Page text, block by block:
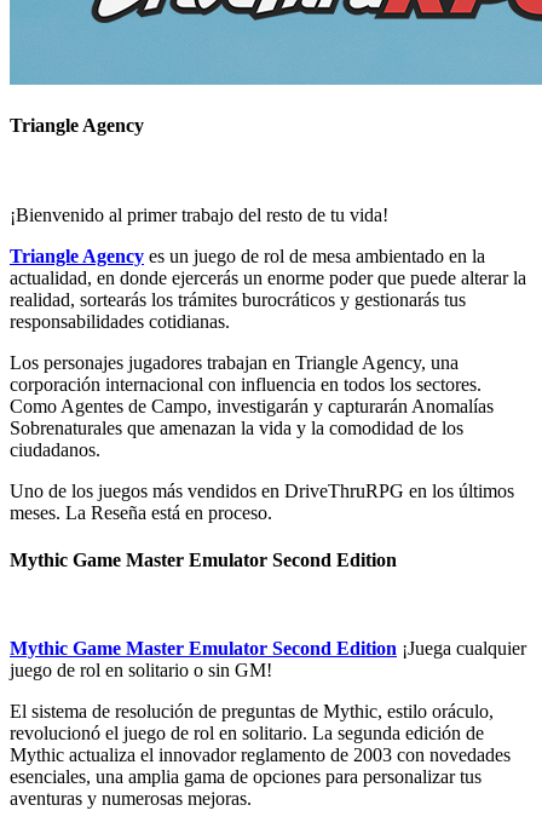
Triangle Agency
¡Bienvenido al primer trabajo del resto de tu vida!
Triangle Agency es un juego de rol de mesa ambientado en la
actualidad, en donde ejercerás un enorme poder que puede alterar la
realidad, sortearás los trámites burocráticos y gestionarás tus
responsabilidades cotidianas.
Los personajes jugadores trabajan en Triangle Agency, una
corporación internacional con influencia en todos los sectores.
Como Agentes de Campo, investigarán y capturarán Anomalías
Sobrenaturales que amenazan la vida y la comodidad de los
ciudadanos.
Uno de los juegos más vendidos en DriveThruRPG en los últimos
meses. La Reseña está en proceso.
Mythic Game Master Emulator Second Edition
Mythic Game Master Emulator Second Edition ¡Juega cualquier
juego de rol en solitario o sin GM!
El sistema de resolución de preguntas de Mythic, estilo oráculo,
revolucionó el juego de rol en solitario. La segunda edición de
Mythic actualiza el innovador reglamento de 2003 con novedades
esenciales, una amplia gama de opciones para personalizar tus
aventuras y numerosas mejoras.